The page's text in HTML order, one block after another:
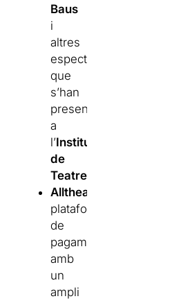
Baus
i
altres
espectacles
que
s’han
presentat
a
l’Institut
de
Teatre.
Alltheater
plataforma
de
pagament,
amb
un
ampli